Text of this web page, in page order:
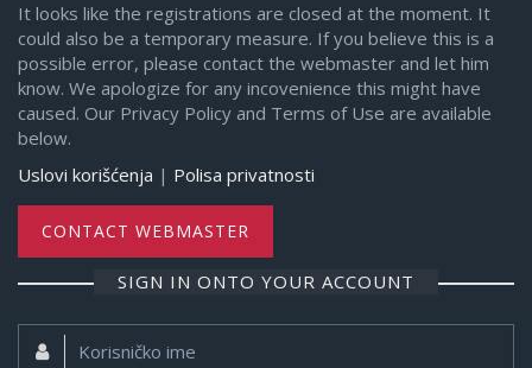
It looks like the registrations are closed at the moment. It
could also be a temporary measure. If you believe this is a
possible error, please contact the webmaster and let him
know. We apologize for any incovenience this might have
caused. Our Privacy Policy and Terms of Use are available
below.
Uslovi korišćenja | Polisa privatnosti
CONTACT WEBMASTER
SIGN IN ONTO YOUR ACCOUNT
Korisničko